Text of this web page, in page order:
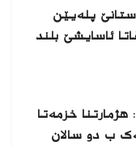
پلەیێن
ئاسایشێ بلند
خزمەتا
ب دو سالان